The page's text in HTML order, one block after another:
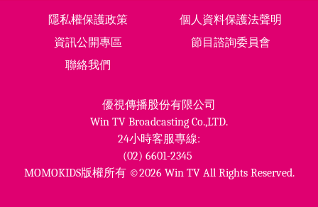
隱私權保護政策
個人資料保護法聲明
資訊公開專區
節目諮詢委員會
聯絡我們
優視傳播股份有限公司
Win TV Broadcasting Co.,LTD.
24小時客服專線:
(02) 6601-2345
MOMOKIDS版權所有 ©2026 Win TV All Rights Reserved.